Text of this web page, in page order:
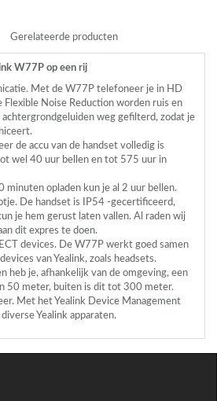
Gerelateerde producten
W77P op een rij
Met de W77P telefoneer je in HD
Flexible Noise Reduction worden ruis en
weg gefilterd, zodat je
de accu van de handset volledig is
wel 40 uur bellen en tot 575 uur in
minuten opladen kun je al 2 uur bellen.
De handset is IP54 -gecertificeerd,
je hem gerust laten vallen. Al raden wij
dit expres te doen.
devices. De W77P werkt goed samen
devices van Yealink, zoals headsets.
heb je, afhankelijk van de omgeving, een
50 meter, buiten is dit tot 300 meter.
Met het Yealink Device Management
Yealink apparaten.